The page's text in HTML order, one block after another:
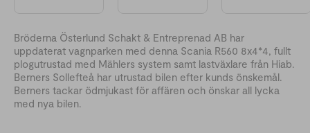
Bröderna Österlund Schakt & Entreprenad AB har
uppdaterat vagnparken med denna Scania R560 8x4*4, fullt
plogutrustad med Mählers system samt lastväxlare från Hiab.
Berners Sollefteå har utrustad bilen efter kunds önskemål.
Berners tackar ödmjukast för affären och önskar all lycka
med nya bilen.